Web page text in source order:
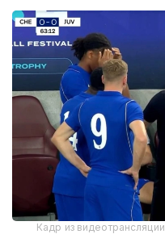
Кадр из видеотрансляции